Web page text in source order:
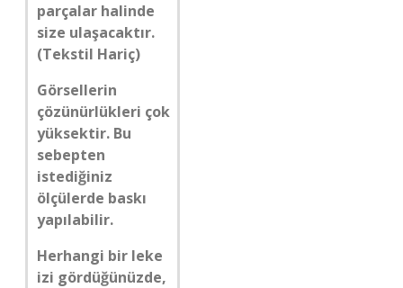
parçalar halinde
size ulaşacaktır.
(Tekstil Hariç)
Görsellerin
çözünürlükleri çok
yüksektir. Bu
sebepten
istediğiniz
ölçülerde baskı
yapılabilir.
Herhangi bir leke
izi gördüğünüzde,